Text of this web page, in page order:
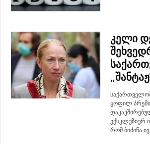
კელი
ყოფილ
ექსკლუზიურ
რომ ბიძინა